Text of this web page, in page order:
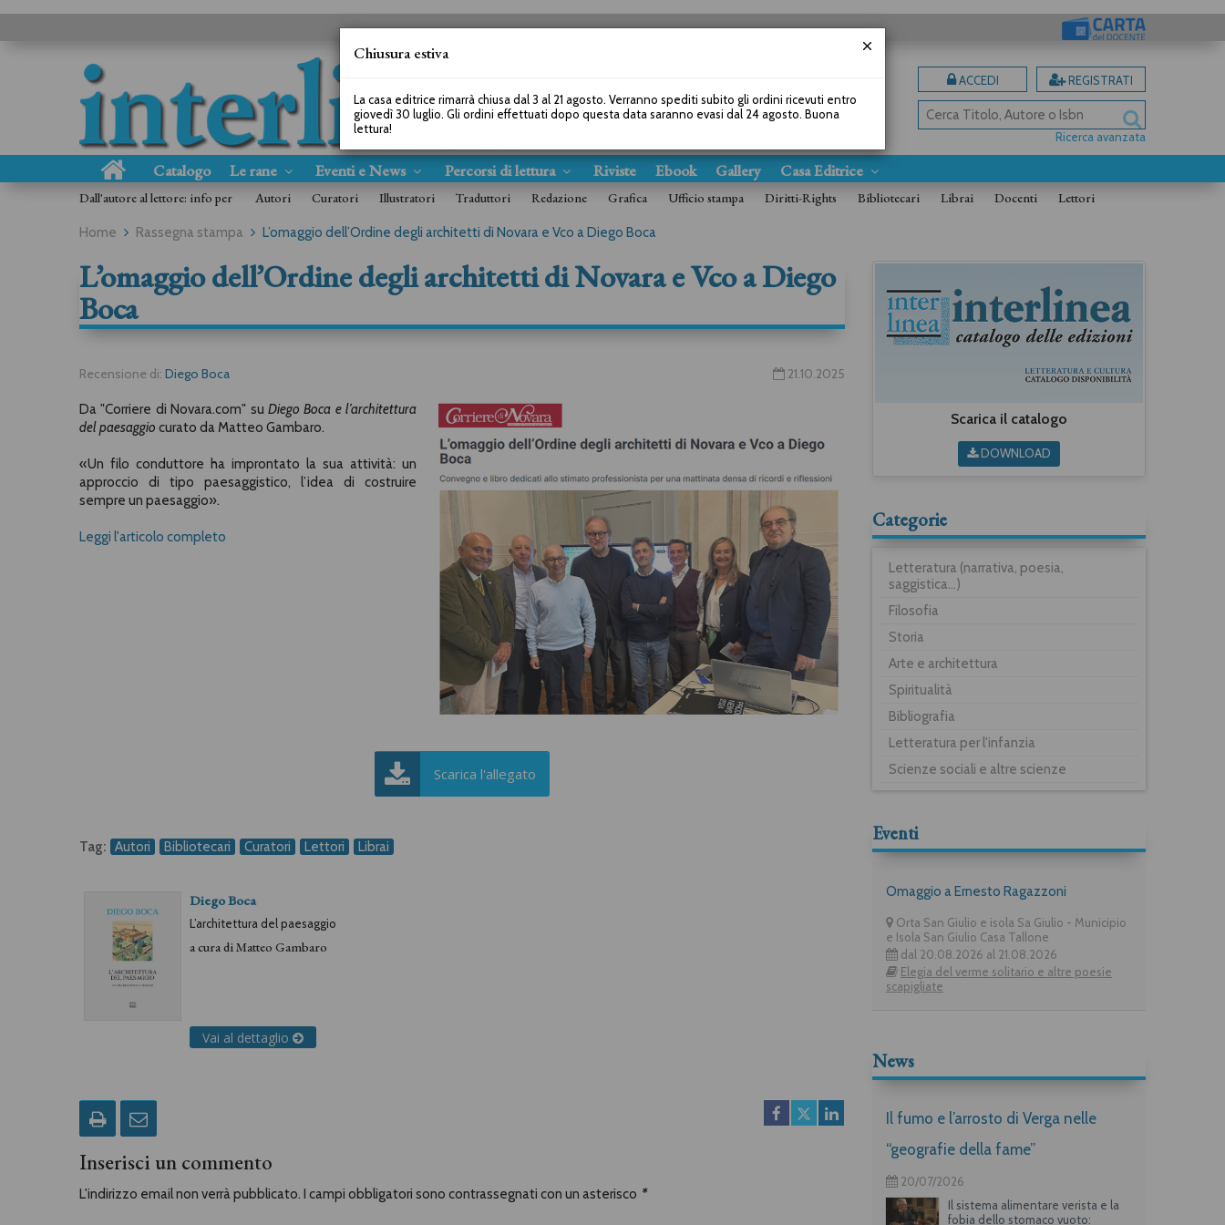
ACCEDI REGISTRATI
Ricerca avanzata
Catalogo Le rane Eventi e News Percorsi di lettura Riviste Ebook Gallery Casa Editrice
Dall'autore al lettore: info per Autori Curatori Illustratori Traduttori Redazione Grafica Ufficio stampa Diritti-Rights Bibliotecari Librai Docenti Lettori
Home Rassegna stampa L’omaggio dell’Ordine degli architetti di Novara e Vco a Diego Boca
L’omaggio dell’Ordine degli architetti di Novara e Vco a Diego
Boca
Recensione di: Diego Boca 21.10.2025
Da "Corriere di Novara.com" su Diego Boca e l’architettura
del paesaggio curato da Matteo Gambaro.
«Un filo conduttore ha improntato la sua attività: un
approccio di tipo paesaggistico, l’idea di costruire
sempre un paesaggio».
Leggi l'articolo completo
Scarica l'allegato
Tag: Autori Bibliotecari Curatori Lettori Librai
Diego Boca
L’architettura del paesaggio
a cura diMatteo Gambaro
Vai al dettaglio
Inserisci un commento
L'indirizzo email non verrà pubblicato. I campi obbligatori sono contrassegnati con un asterisco *
Scarica il catalogo
DOWNLOAD
Categorie
Letteratura (narrativa, poesia,
saggistica...)
Filosofia
Storia
Arte e architettura
Spiritualità
Bibliografia
Letteratura per l'infanzia
Scienze sociali e altre scienze
Eventi
Omaggio a Ernesto Ragazzoni
Orta San Giulio e isola Sa Giulio - Municipio
e Isola San Giulio Casa Tallone
dal 20.08.2026 al 21.08.2026
Elegia del verme solitario e altre poesie
scapigliate
News
Il fumo e l’arrosto di Verga nelle
“geografie della fame”
20/07/2026
Il sistema alimentare verista e la
fobia dello stomaco vuoto:
Chiusura estiva
La casa editrice rimarrà chiusa dal 3 al 21 agosto. Verranno spediti subito gli ordini ricevuti entro
giovedì 30 luglio. Gli ordini effettuati dopo questa data saranno evasi dal 24 agosto. Buona
lettura!